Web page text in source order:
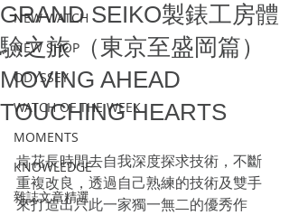
NEW WATCH
NEW SHOP
ODYSSEY
WATCH OF THE WEEK
MOMENTS
KNOWLEDGE
雜誌文章精選
GRAND SEIKO製錶工房體
驗之旅 （東京至盛岡篇）
MOVING AHEAD
TOUCHING HEARTS
肯花長時間去自我深度探求技術，不斷
重複改良，透過自己熟練的技術及雙手
來打造出只此一家獨一無二的優秀作